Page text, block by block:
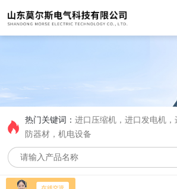
热门关键词：进口压缩机，进口发电机
防器材，机电设备